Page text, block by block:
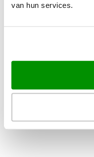
van hun services.